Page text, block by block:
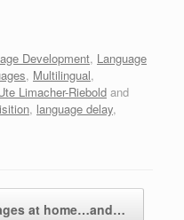
Development, Language
, Multilingual,
Limacher-Riebold and
, language delay,
at home…and…